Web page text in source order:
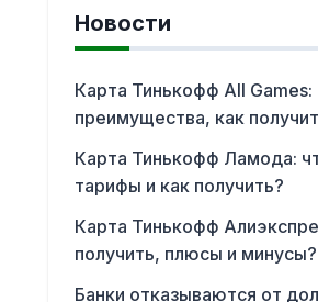
Новости
Карта Тинькофф All Games:
преимущества, как
Карта Тинькофф Ламода:
тарифы и как получить?
Карта Тинькофф
получить, плюсы и минусы?
Банки отказываются от